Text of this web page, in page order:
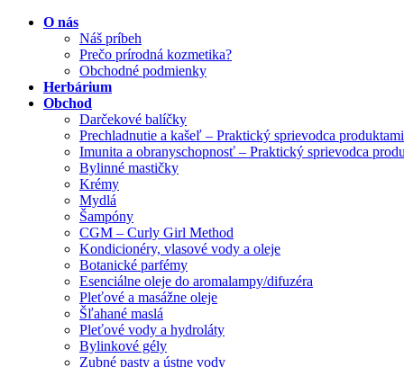
O nás
Náš príbeh
Prečo prírodná kozmetika?
Obchodné podmienky
Herbárium
Obchod
Darčekové balíčky
Prechladnutie a kašeľ – Praktický sprievodca produktami
Imunita a obranyschopnosť – Praktický sprievodca
Bylinné mastičky
Krémy
Mydlá
Šampóny
CGM – Curly Girl Method
Kondicionéry, vlasové vody a oleje
Botanické parfémy
Esenciálne oleje do aromalampy/difuzéra
Pleťové a masážne oleje
Šľahané maslá
Pleťové vody a hydroláty
Bylinkové gély
Zubné pasty a ústne vody